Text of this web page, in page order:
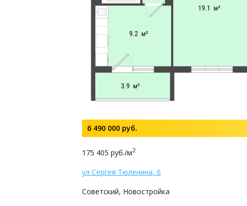
6 490 000 руб.
175 405 руб./м2
ул Сергея Тюленина, 6
Советский, Новостройка